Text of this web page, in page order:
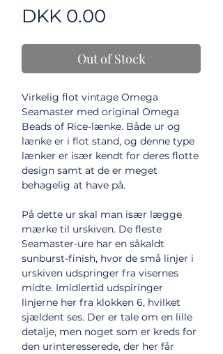
DKK 0.00
Out of Stock
Virkelig flot vintage Omega
Seamaster med original Omega
Beads of Rice-lænke. Både ur og
lænke er i flot stand, og denne type
lænker er især kendt for deres flotte
design samt at de er meget
behagelig at have på.
På dette ur skal man især lægge
mærke til urskiven. De fleste
Seamaster-ure har en såkaldt
sunburst-finish, hvor de små linjer i
urskiven udspringer fra visernes
midte. Imidlertid udspiringer
linjerne her fra klokken 6, hvilket
sjældent ses. Der er tale om en lille
detalje, men noget som er kreds for
den urinteresserede, der her får